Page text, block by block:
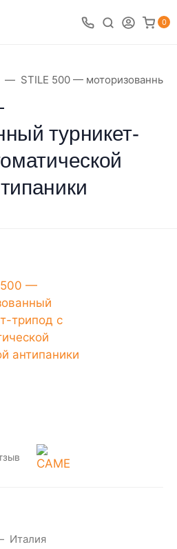
0
STILE 500 — моторизованный
турникет-
Италия